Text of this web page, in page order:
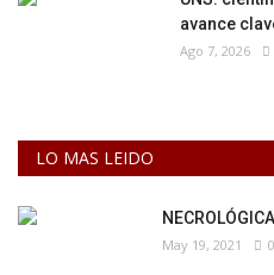
avance
Ago 7, 2026
LO MAS LEIDO
May 19, 2021 0